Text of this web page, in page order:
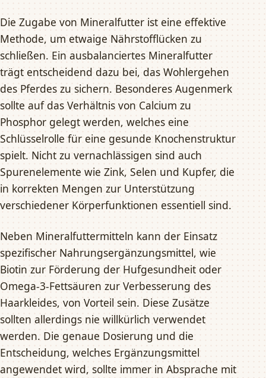
Die Zugabe von Mineralfutter ist eine effektive
Methode, um etwaige Nährstofflücken zu
schließen. Ein ausbalanciertes Mineralfutter
trägt entscheidend dazu bei, das Wohlergehen
des Pferdes zu sichern. Besonderes Augenmerk
sollte auf das Verhältnis von Calcium zu
Phosphor gelegt werden, welches eine
Schlüsselrolle für eine gesunde Knochenstruktur
spielt. Nicht zu vernachlässigen sind auch
Spurenelemente wie Zink, Selen und Kupfer, die
in korrekten Mengen zur Unterstützung
verschiedener Körperfunktionen essentiell sind.
Neben Mineralfuttermitteln kann der Einsatz
spezifischer Nahrungsergänzungsmittel, wie
Biotin zur Förderung der Hufgesundheit oder
Omega-3-Fettsäuren zur Verbesserung des
Haarkleides, von Vorteil sein. Diese Zusätze
sollten allerdings nie willkürlich verwendet
werden. Die genaue Dosierung und die
Entscheidung, welches Ergänzungsmittel
angewendet wird, sollte immer in Absprache mit